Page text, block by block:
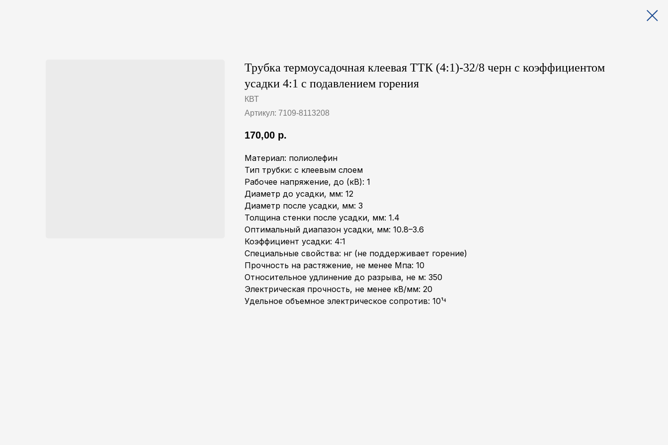
Трубка термоусадочная клеевая ТТК (4:1)-32/8 черн с коэффициентом
усадки 4:1 с подавлением горения
КВТ
Артикул: 7109-8113208
170,00 р.
Материал: полиолефин
Тип трубки: с клеевым слоем
Рабочее напряжение, до (кВ): 1
Диаметр до усадки, мм: 12
Диаметр после усадки, мм: 3
Толщина стенки после усадки, мм: 1.4
Оптимальный диапазон усадки, мм: 10.8–3.6
Коэффициент усадки: 4:1
Специальные свойства: нг (не поддерживает горение)
Прочность на растяжение, не менее Мпа: 10
Относительное удлинение до разрыва, не м: 350
Электрическая прочность, не менее кВ/мм: 20
Удельное объемное электрическое сопротив: 10¹⁴